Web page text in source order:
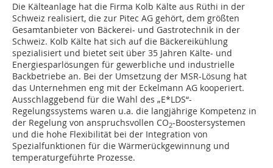
Die Kälteanlage hat die Firma Kolb Kälte aus Rüthi in der
Schweiz realisiert, die zur Pitec AG gehört, dem größten
Gesamtanbieter von Bäckerei- und Gastrotechnik in der
Schweiz. Kolb Kälte hat sich auf die Bäckereikühlung
spezialisiert und bietet seit über 35 Jahren Kälte- und
Energiesparlösungen für gewerbliche und industrielle
Backbetriebe an. Bei der Umsetzung der MSR-Lösung hat
das Unternehmen eng mit der Eckelmann AG kooperiert.
Ausschlaggebend für die Wahl des „E*LDS“-
Regelungssystems waren u.a. die langjährige Kompetenz in
der Regelung von anspruchsvollen CO2-Boostersystemen
und die hohe Flexibilität bei der Integration von
Spezialfunktionen für die Wärmerückgewinnung und
temperaturgeführte Prozesse.